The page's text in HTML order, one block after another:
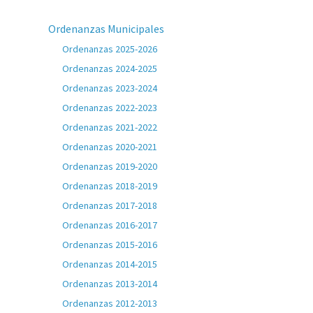
Ordenanzas Municipales
Ordenanzas 2025-2026
Ordenanzas 2024-2025
Ordenanzas 2023-2024
Ordenanzas 2022-2023
Ordenanzas 2021-2022
Ordenanzas 2020-2021
Ordenanzas 2019-2020
Ordenanzas 2018-2019
Ordenanzas 2017-2018
Ordenanzas 2016-2017
Ordenanzas 2015-2016
Ordenanzas 2014-2015
Ordenanzas 2013-2014
Ordenanzas 2012-2013